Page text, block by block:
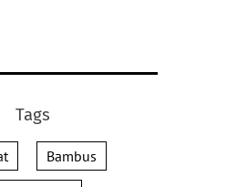
Tags
Bambus